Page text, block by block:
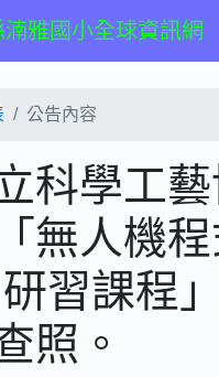
雅國小全球資訊網
公告內容
科學工
無人機
習課程
照。